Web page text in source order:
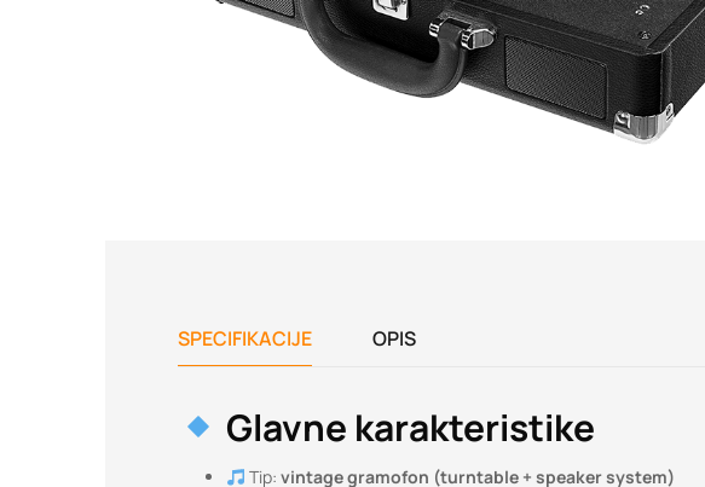
SPECIFIKACIJE OPIS
Glavne karakteristike
Tip: vintage gramofon (turntable + speaker system)